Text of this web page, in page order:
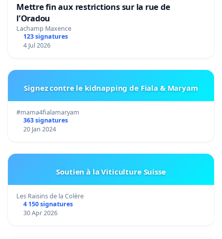
Mettre fin aux restrictions sur la rue de
l’Oradou
Lachamp Maxence
123 signatures
4 Jul 2026
Signez contre le kidnapping de Fiala & Maryam
#mama4fialamaryam
363 signatures
20 Jan 2024
Soutien à la Viticulture Suisse
Les Raisins de la Colère
4 150 signatures
30 Apr 2026